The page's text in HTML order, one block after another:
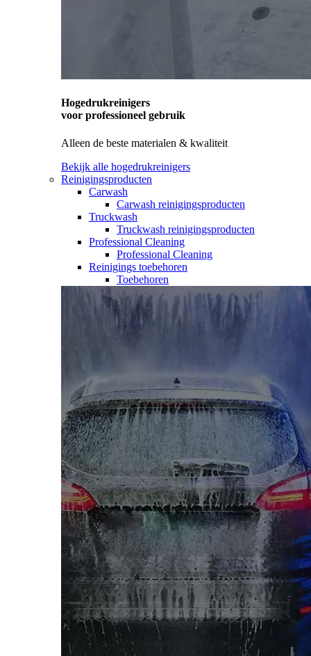
Hogedrukreinigers
voor professioneel gebruik
Alleen de beste materialen & kwaliteit
Bekijk alle hogedrukreinigers
Reinigingsproducten
Carwash
Carwash reinigingsproducten
Truckwash
Truckwash reinigingsproducten
Professional Cleaning
Professional Cleaning
Reinigings toebehoren
Toebehoren